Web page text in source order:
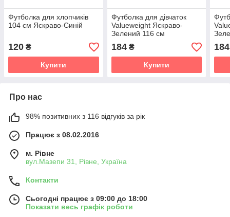
Футболка для хлопчиків
104 см Яскраво-Синій
120 ₴
Купити
Футболка для дівчаток
Valueweight Яскраво-
Зелений 116 см
184₴
Купити
184
Про нас
98% позитивних з 116 відгуків за рік
Працює з 08.02.2016
м. Рівне
вул.Мазепи 31, Рівне, Україна
Контакти
Сьогодні працює з 09:00 до 18:00
Показати весь графік роботи